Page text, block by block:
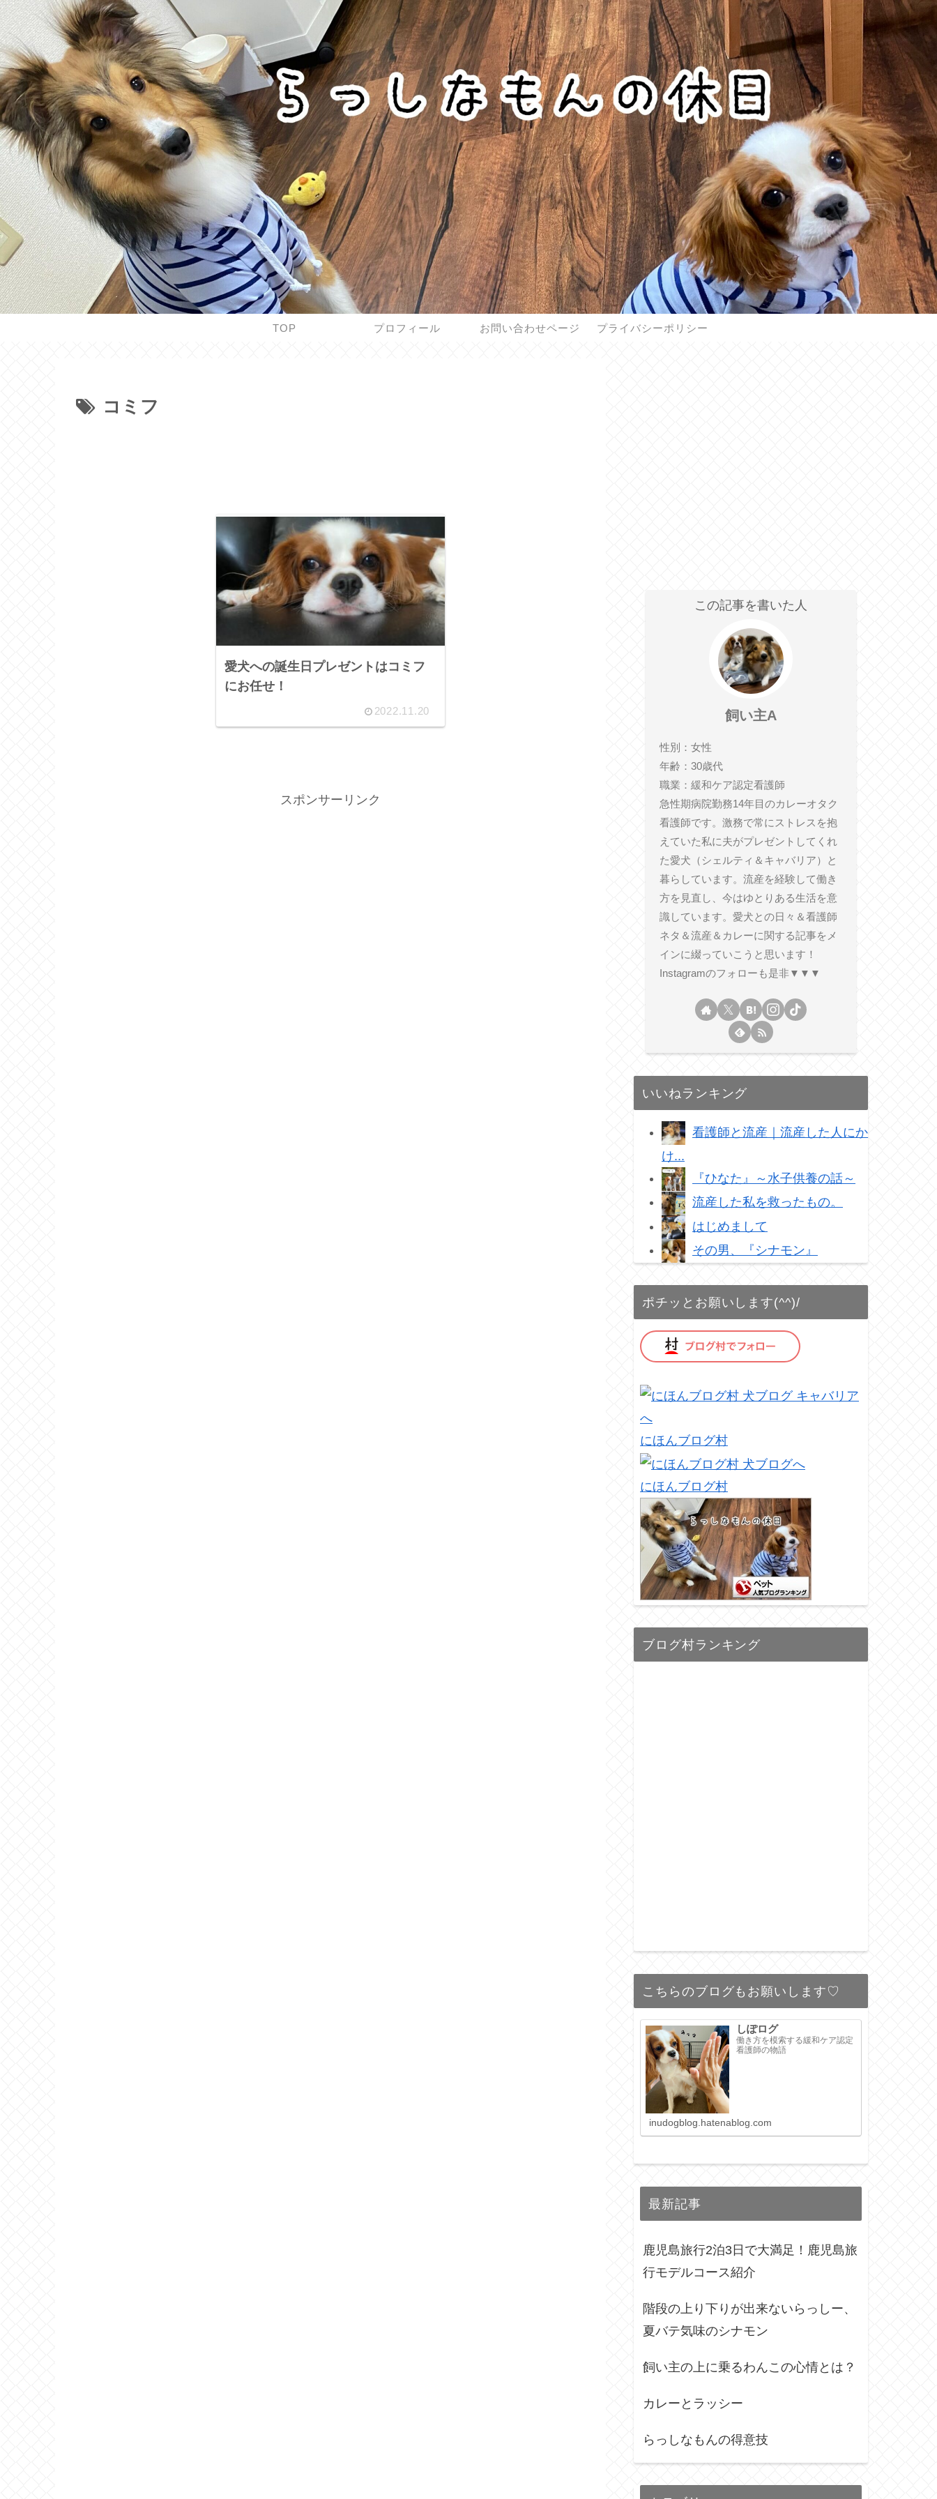
TOP プロフィール お問い合わせページ プライバシーポリシー
コミフ
愛犬への誕生日プレゼントはコミフ
にお任せ！
2022.11.20
スポンサーリンク
この記事を書いた人
飼い主A
性別：女性
年齢：30歳代
職業：緩和ケア認定看護師
急性期病院勤務14年目のカレーオタク
看護師です。激務で常にストレスを抱
えていた私に夫がプレゼントしてくれ
た愛犬（シェルティ＆キャバリア）と
暮らしています。流産を経験して働き
方を見直し、今はゆとりある生活を意
識しています。愛犬との日々＆看護師
ネタ＆流産＆カレーに関する記事をメ
インに綴っていこうと思います！
Instagramのフォローも是非▼▼▼
いいねランキング
看護師と流産｜流産した人にか
け...
『ひなた』～水子供養の話～
流産した私を救ったもの。
はじめまして
その男、『シナモン』
ポチッとお願いします(^^)/
にほんブログ村
にほんブログ村
ブログ村ランキング
こちらのブログもお願いします♡
しぽログ
働き方を模索する緩和ケア認定
看護師の物語
inudogblog.hatenablog.com
最新記事
鹿児島旅行2泊3日で大満足！鹿児島旅
行モデルコース紹介
階段の上り下りが出来ないらっしー、
夏バテ気味のシナモン
飼い主の上に乗るわんこの心情とは？
カレーとラッシー
らっしなもんの得意技